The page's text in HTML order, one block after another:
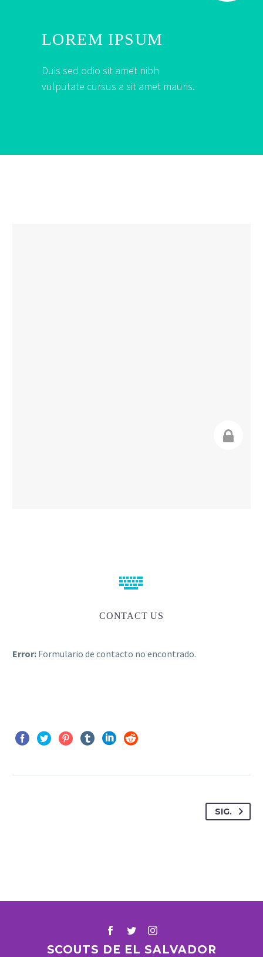
LOREM IPSUM
Duis sed odio sit amet nibh
vulputate cursus a sit amet mauris.


CONTACT US
Error: Formulario de contacto no encontrado.
SIG.
SCOUTS DE EL SALVADOR